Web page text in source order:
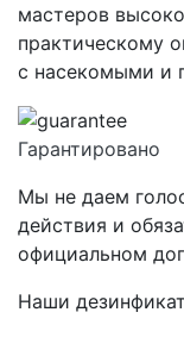
мастеров
практическому
с насекомыми и
Гарантировано
Мы не даем
действия и
официальном
Наши